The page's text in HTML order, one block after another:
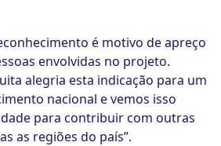
é motivo de apreço
envolvidas no projeto.
alegria esta indicação para um
nacional e vemos isso
para contribuir com outras
as regiões do país”.